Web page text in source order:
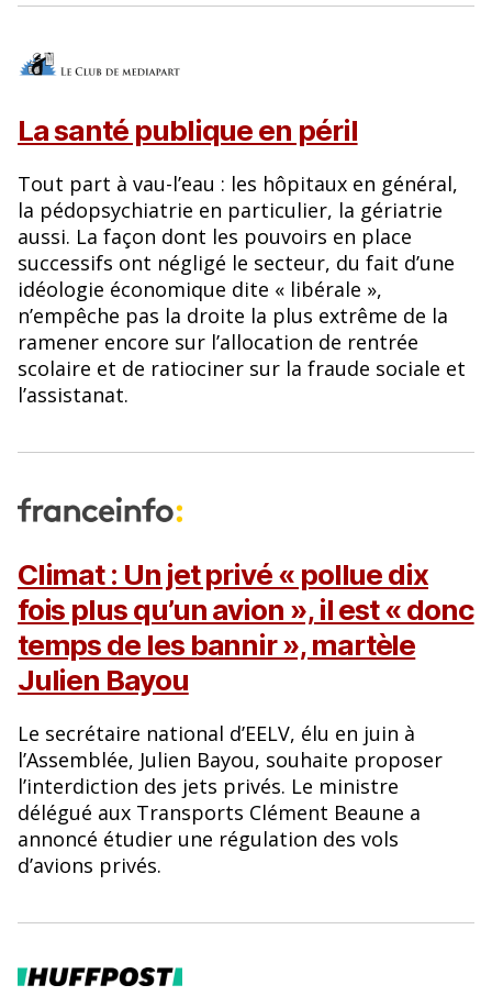
La santé publique en péril
Tout part à vau-l’eau : les hôpitaux en général,
la pédopsychiatrie en particulier, la gériatrie
aussi. La façon dont les pouvoirs en place
successifs ont négligé le secteur, du fait d’une
idéologie économique dite « libérale »,
n’empêche pas la droite la plus extrême de la
ramener encore sur l’allocation de rentrée
scolaire et de ratiociner sur la fraude sociale et
l’assistanat.
Climat : Un jet privé « pollue dix
fois plus qu’un avion », il est « donc
temps de les bannir », martèle
Julien Bayou
Le secrétaire national d’EELV, élu en juin à
l’Assemblée, Julien Bayou, souhaite proposer
l’interdiction des jets privés. Le ministre
délégué aux Transports Clément Beaune a
annoncé étudier une régulation des vols
d’avions privés.